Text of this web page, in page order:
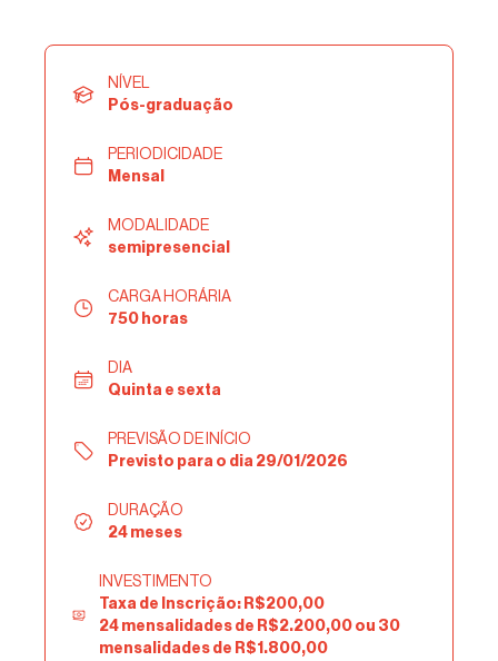
NÍVEL
Pós-graduação
PERIODICIDADE
Mensal
MODALIDADE
semipresencial
CARGA HORÁRIA
750 horas
DIA
Quinta e sexta
PREVISÃO DE INÍCIO
Previsto para o dia 29/01/2026
DURAÇÃO
24 meses
INVESTIMENTO
Taxa de Inscrição: R$200,00
24 mensalidades de R$2.200,00 ou 30
mensalidades de R$1.800,00